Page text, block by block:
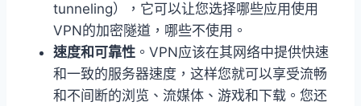
tunneling），它可以让您选择哪些应用使用
VPN的加密隧道，哪些不使用。
速度和可靠性 。VPN应该在其网络中提供快速
和一致的服务器速度，这样您就可以享受流畅
和不间断的浏览、流媒体、游戏和下载。您还